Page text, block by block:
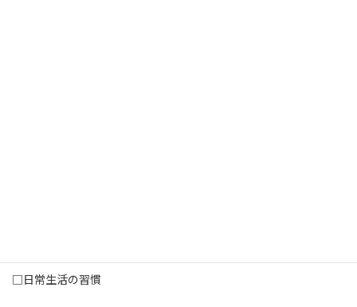
□日常生活の習慣